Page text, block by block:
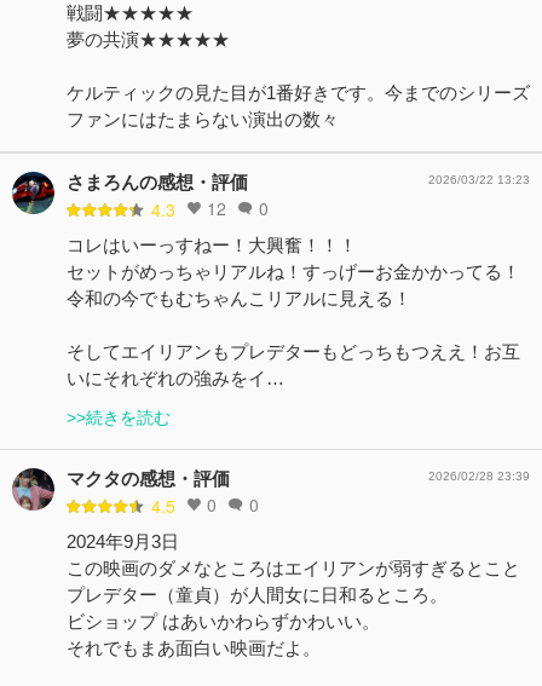
戦闘★★★★★
夢の共演★★★★★
ケルティックの見た目が1番好きです。今までのシリーズ
ファンにはたまらない演出の数々
さまろんの感想・評価
4.3 12 0
2026/03/22 13:23
コレはいーっすねー！大興奮！！！
セットがめっちゃリアルね！すっげーお金かかってる！
令和の今でもむちゃんこリアルに見える！
そしてエイリアンもプレデターもどっちもつええ！お互
いにそれぞれの強みをイ…
>>続きを読む
マクタの感想・評価
4.5 0 0
2026/02/28 23:39
2024年9月3日
この映画のダメなところはエイリアンが弱すぎるとこと
プレデター（童貞）が人間女に日和るところ。
ビショップ はあいかわらずかわいい。
それでもまあ面白い映画だよ。